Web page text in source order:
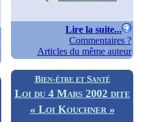
Lire la suite...
Commentaires ?
Articles du même auteur
Bien-être et Santé
Loi du 4 Mars 2002 dite
« Loi Kouchner »